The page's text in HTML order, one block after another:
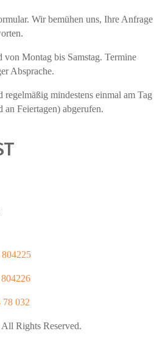
Wir bemühen uns, Ihre Anfrage
von Montag bis Samstag. Termine
Absprache.
mindestens einmal am Tag
an Feiertagen) abgerufen.
78 032
All Rights Reserved.